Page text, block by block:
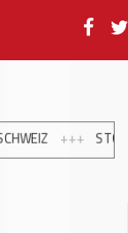
+++ STOP&GO: